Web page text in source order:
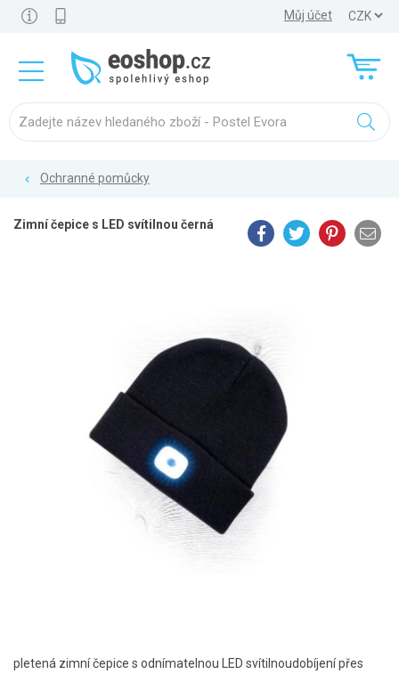
Můj účet
Ochranné pomůcky
Zimní čepice s LED svítilnou černá
pletená zimní čepice s odnímatelnou LED svítilnoudobíjení přes